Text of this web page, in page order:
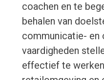
coachen en te
behalen van
communicatie- en
vaardigheden
effectief te